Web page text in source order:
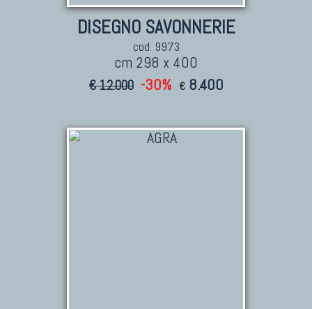
DISEGNO SAVONNERIE
cod. 9973
cm 298 x 400
€ 12.000 -30% € 8.400